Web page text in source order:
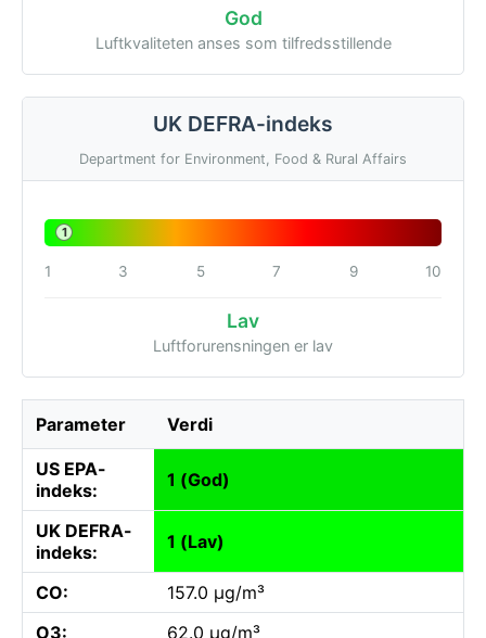
God
Luftkvaliteten anses som tilfredsstillende
UK DEFRA-indeks
Department for Environment, Food & Rural Affairs
1
1 3 5 7 9 10
Lav
Luftforurensningen er lav
Parameter Verdi
US EPA-
indeks:
1 (God)
UK DEFRA-
indeks:
1 (Lav)
CO:
157.0 µg/m³
O3:
62.0 µg/m³